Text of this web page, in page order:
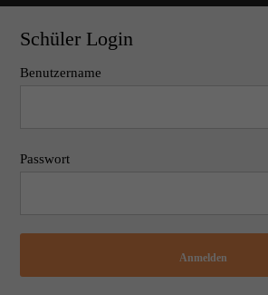
Schüler Login
Benutzername
Passwort
Anmelden